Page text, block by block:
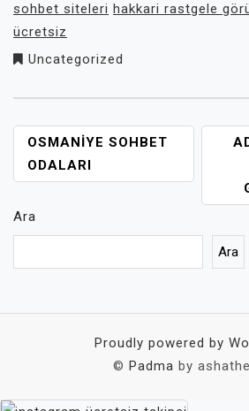
sohbet siteleri hakkari rastgele
ücretsiz
Uncategorized
YAZI
GEZINMESI
OSMANIYE SOHBET
ODALARI
Ara
Ara
Proudly powered by
© Padma by